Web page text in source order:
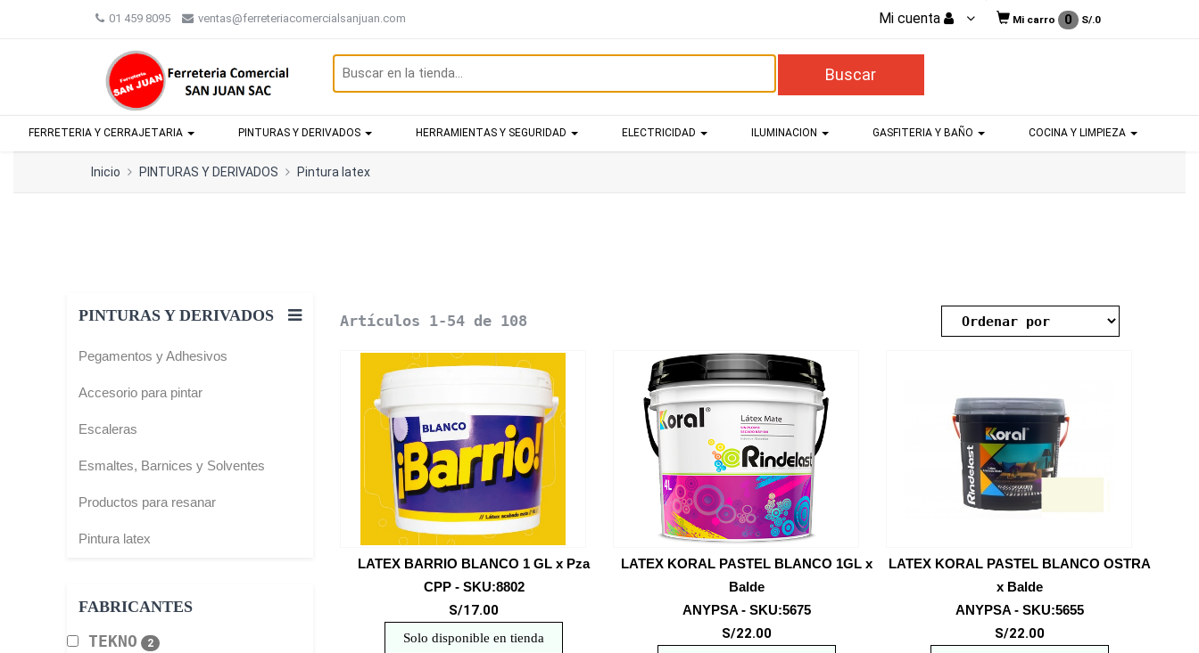
01 459 8095 ventas@ferreteriacomercialsanjuan.com Mi cuenta Mi carro 0 S/.0
FERRETERIA Y CERRAJETARIA PINTURAS Y DERIVADOS HERRAMIENTAS Y SEGURIDAD ELECTRICIDAD ILUMINACION GASFITERIA Y BAÑO COCINA Y LIMPIEZA
Inicio PINTURAS Y DERIVADOS Pintura latex
PINTURAS Y DERIVADOS
Pegamentos y Adhesivos
Accesorio para pintar
Escaleras
Esmaltes, Barnices y Solventes
Productos para resanar
Pintura latex
FABRICANTES
TEKNO 2
Artículos 1-54 de 108
LATEX BARRIO BLANCO 1 GL x Pza
CPP - SKU:8802
S/17.00
Solo disponible en tienda
LATEX KORAL PASTEL BLANCO 1GL x
Balde
ANYPSA - SKU:5675
S/22.00
LATEX KORAL PASTEL BLANCO OSTRA
x Balde
ANYPSA - SKU:5655
S/22.00